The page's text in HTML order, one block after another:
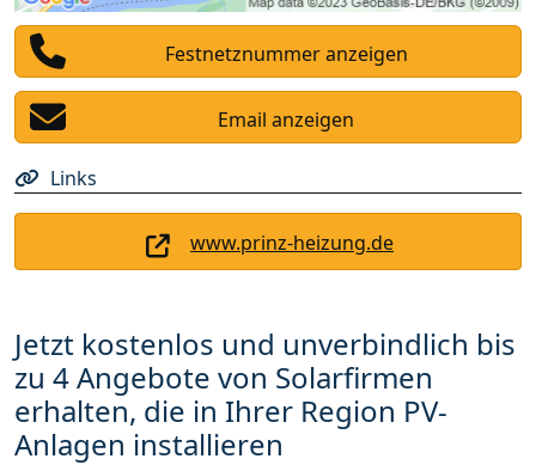
Festnetznummer anzeigen
Email anzeigen
Links
www.prinz-heizung.de
Jetzt kostenlos und unverbindlich bis
zu 4 Angebote von Solarfirmen
erhalten, die in Ihrer Region PV-
Anlagen installieren